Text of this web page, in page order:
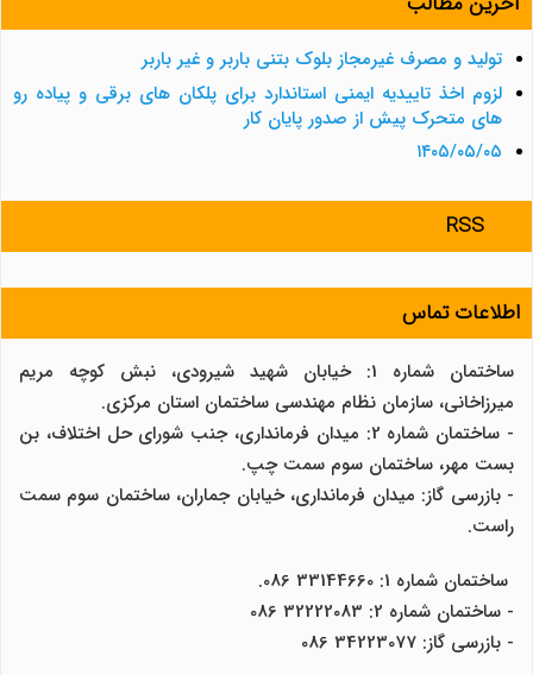
تولید و مصرف غیرمجاز بلوک بتنی باربر و غیر باربر
لزوم اخذ تاییدیه ایمنی استاندارد برای پلکان های برقی و پیاده رو
های متحرک پیش از صدور پایان کار
۱۴۰۵/۰۵/۰۵
RSS
اطلاعات تماس
ساختمان شماره 1: خیابان شهید شیرودی، نبش کوچه مریم
میرزاخانی، سازمان نظام مهندسی ساختمان استان مرکزی.
- ساختمان شماره 2: میدان فرمانداری، جنب شورای حل اختلاف، بن
بست مهر، ساختمان سوم سمت چپ.
- بازرسی گاز: میدان فرمانداری، خیابان جماران، ساختمان سوم سمت
راست.
ساختمان شماره 1: 33144660 086.
- ساختمان شماره 2: 32222083 086
- بازرسی گاز: 34223077 086